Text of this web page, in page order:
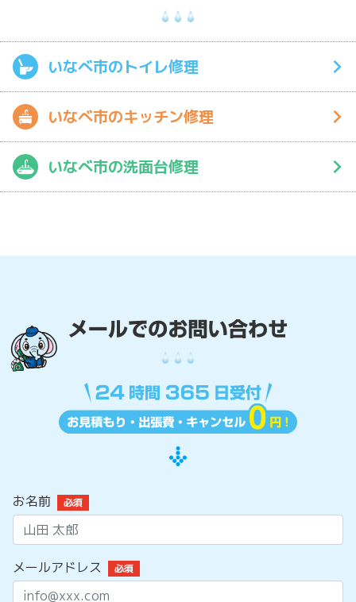
いなべ市のトイレ修理
いなべ市のキッチン修理
いなべ市の洗面台修理
お名前 必須
メールアドレス 必須